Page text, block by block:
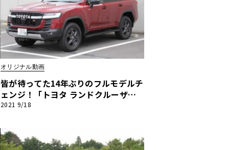
オリジナル動画
皆が待ってた14年ぶりのフルモデルチ
ェンジ！「トヨタ ランドクルーザ
ー」【河口まなぶ動画試乗インプレッ
2021 9/18